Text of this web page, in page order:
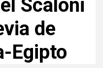
Scaloni
de
Egipto